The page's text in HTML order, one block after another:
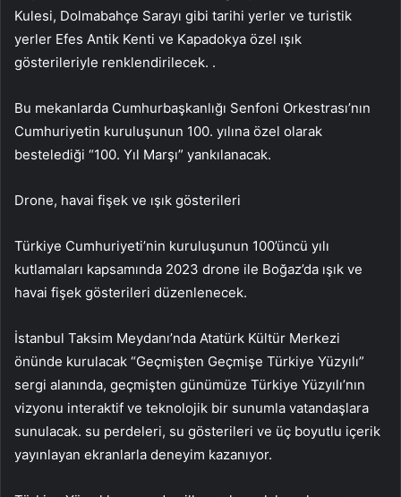
Kulesi, Dolmabahçe Sarayı gibi tarihi yerler ve turistik
yerler Efes Antik Kenti ve Kapadokya özel ışık
gösterileriyle renklendirilecek. .
Bu mekanlarda Cumhurbaşkanlığı Senfoni Orkestrası’nın
Cumhuriyetin kuruluşunun 100. yılına özel olarak
bestelediği “100. Yıl Marşı” yankılanacak.
Drone, havai fişek ve ışık gösterileri
Türkiye Cumhuriyeti’nin kuruluşunun 100’üncü yılı
kutlamaları kapsamında 2023 drone ile Boğaz’da ışık ve
havai fişek gösterileri düzenlenecek.
İstanbul Taksim Meydanı’nda Atatürk Kültür Merkezi
önünde kurulacak “Geçmişten Geçmişe Türkiye Yüzyılı”
sergi alanında, geçmişten günümüze Türkiye Yüzyılı’nın
vizyonu interaktif ve teknolojik bir sunumla vatandaşlara
sunulacak. su perdeleri, su gösterileri ve üç boyutlu içerik
yayınlayan ekranlarla deneyim kazanıyor.